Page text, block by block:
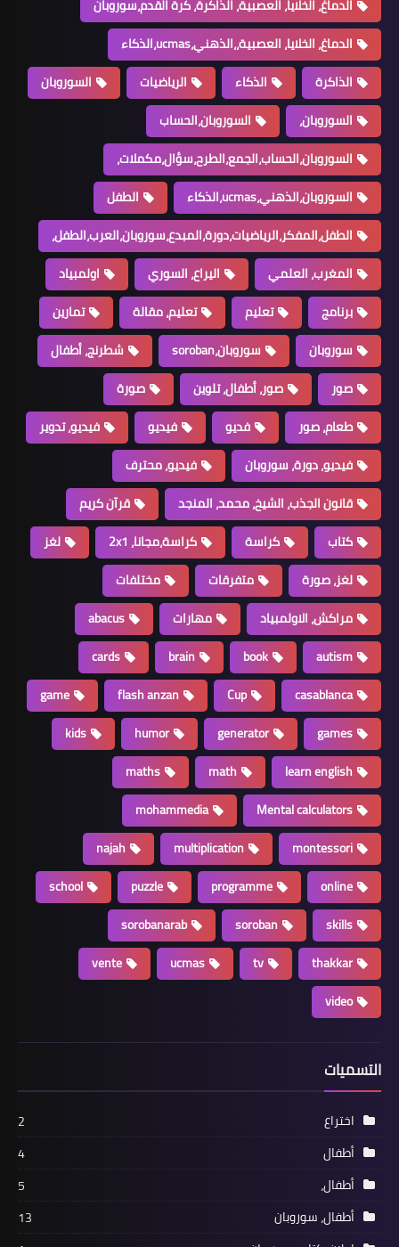
الدماغ، الخلايا، العصبية، الذاكرة، كرة القدم،سوروبان
الدماغ، الخلايا، العصبية،،الذهني،ucmas،الذكاء
الذاكرة
الذكاء الرياضيات
السوروبان
السوروبان،
السوروبان،الحساب
السوروبان،الحساب،الجمع،الطرح،سؤال،مكملات،
السوروبان،الذهني،ucmas،الذكاء
الطفل
الطفل،المفكر،الرياضيات،دورة،المبدع،سوروبان،العرب،الطفل،
المغرب، العلمي
اليراع، السوري
اولمبياد
برنامج
تعليم تعليم، مقالة
تمارين
سوروبان
سوروبان،soroban
شطرنج، أطفال
صور
صور، أطفال، تلوين
صورة
طعام، صور
فديو فيديو
فيديو، تدوير
فيديو، دورة، سوروبان
فيديو، محترف
قانون الجذب، الشيخ، محمد، المنجد
قرآن كريم
كتاب
كراسة كراسة،مجانا، 2x1
لغز
لغز، صورة
متفرقات
مختلفات
مراكش، الاولمبياد
مهارات
abacus
autism
book
brain
cards
casablanca
Cup
flash anzan
game
games
generator
humor
kids
learn english
math
maths
Mental calculators
mohammedia
montessori
multiplication
najah
online
programme
puzzle
school
skills
soroban
sorobanarab
thakkar
tv
ucmas
vente
video
التسميات
اختراع
2
أطفال
4
أطفال،
5
أطفال، سوروبان
13